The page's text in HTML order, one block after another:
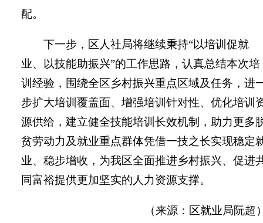
配。
下一步，区人社局将继续秉持“以培训促就
业、以技能助振兴”的工作思路，认真总结本次培
训经验，围绕全区乡村振兴重点区域及任务，进
步扩大培训覆盖面、增强培训针对性、优化培训
源供给，建立健全技能培训长效机制，助力更多
贫劳动力及就业重点群体凭借一技之长实现稳定
业、稳步增收，为我区全面推进乡村振兴、促进
同富裕提供更加坚实的人力资源支撑。
（来源：区就业局阮超